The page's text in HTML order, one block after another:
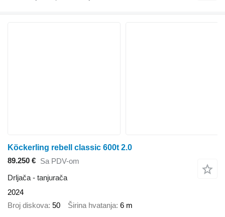
Köckerling rebell classic 600t 2.0
89.250 € Sa PDV-om
Drljača - tanjurača
2024
Broj diskova 50 Širina hvatanja 6 m